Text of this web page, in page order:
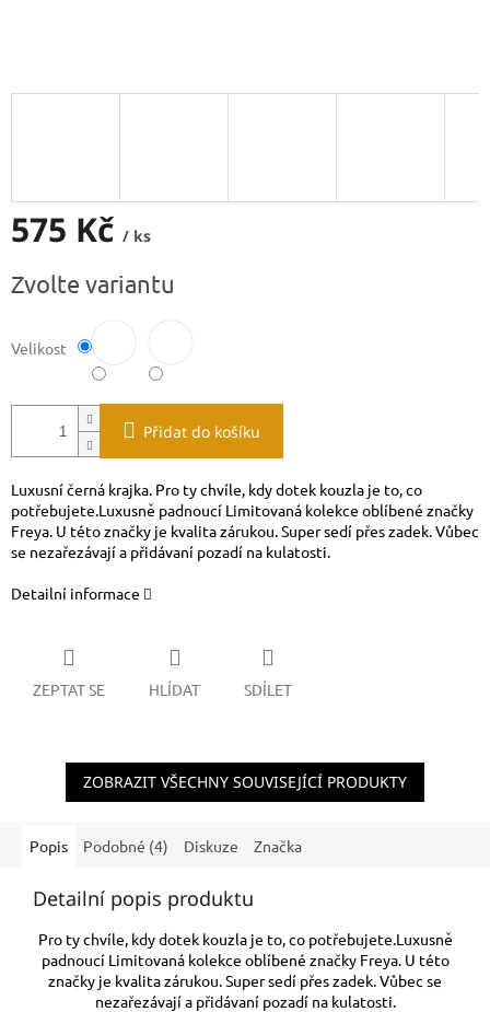
575 Kč / ks
cena:
Zvolte variantu
Velikost
Přidat do košíku
Luxusní černá krajka. Pro ty chvíle, kdy dotek kouzla je to, co
potřebujete.Luxusně padnoucí Limitovaná kolekce oblíbené značky
Freya. U této značky je kvalita zárukou. Super sedí přes zadek. Vůbec
se nezařezávají a přidávaní pozadí na kulatosti.
Detailní informace
ZEPTAT SE HLÍDAT SDÍLET
ZOBRAZIT VŠECHNY SOUVISEJÍCÍ PRODUKTY
Popis Podobné (4) Diskuze Značka
Detailní popis produktu
Pro ty chvíle, kdy dotek kouzla je to, co potřebujete.Luxusně
padnoucí Limitovaná kolekce oblíbené značky Freya. U této
značky je kvalita zárukou. Super sedí přes zadek. Vůbec se
nezařezávají a přidávaní pozadí na kulatosti.